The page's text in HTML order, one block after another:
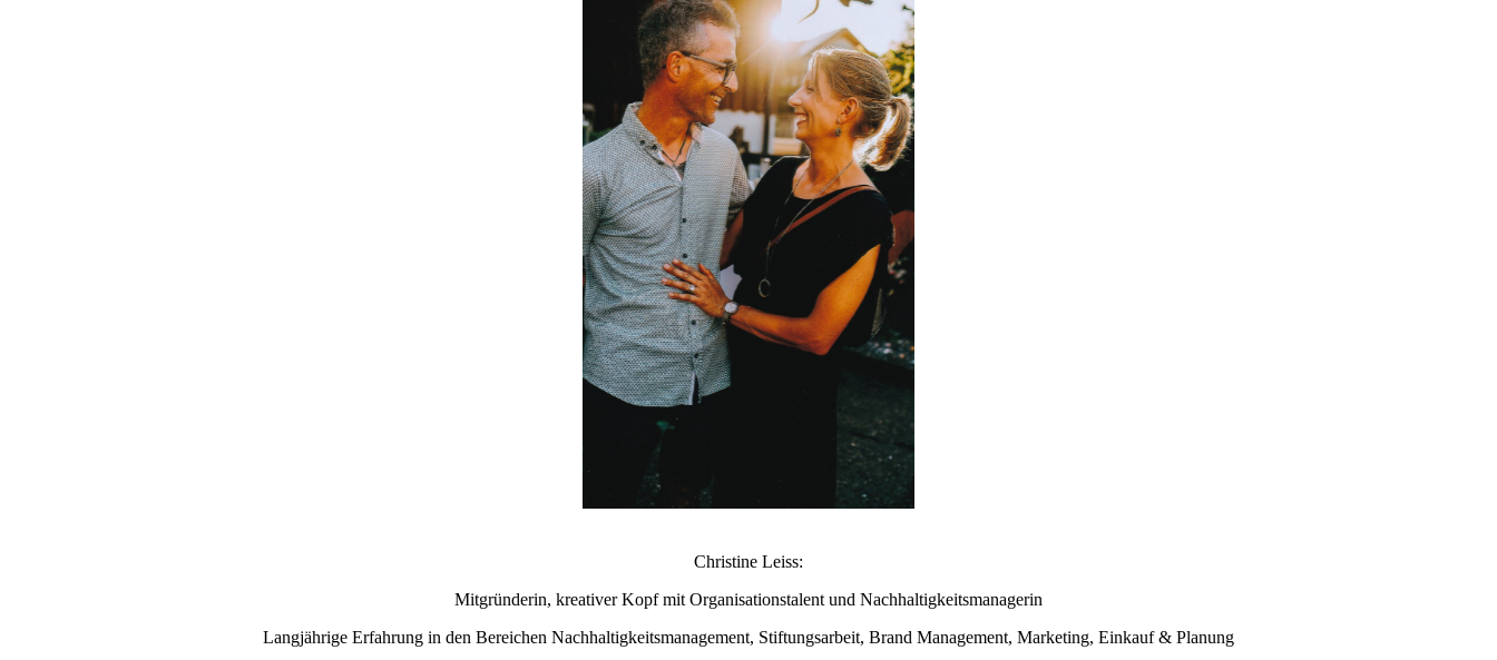
Christine Leiss:
Mitgründerin, kreativer Kopf mit Organisationstalent und Nachhaltigkeitsmanagerin
Langjährige Erfahrung in den Bereichen Nachhaltigkeitsmanagement, Stiftungsarbeit, Brand Management, Marketing, Einkauf & Planung